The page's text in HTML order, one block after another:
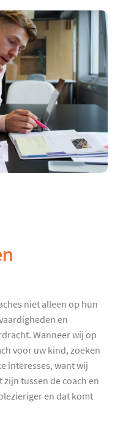
niet alleen op hun
en
Wanneer wij op
voor uw kind, zoeken
interesses, want wij
tussen de coach en
en dat komt